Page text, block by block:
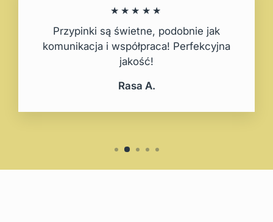
★★★★★
Przypinki są świetne, podobnie jak
komunikacja i współpraca! Perfekcyjna
jakość!
Rasa A.